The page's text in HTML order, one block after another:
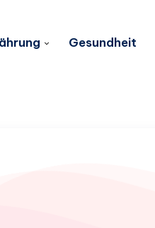
Gesundheit